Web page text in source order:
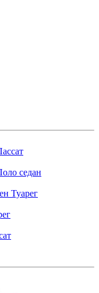
седан
Туарег